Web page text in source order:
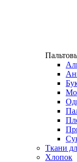
Ткани
Хлопок